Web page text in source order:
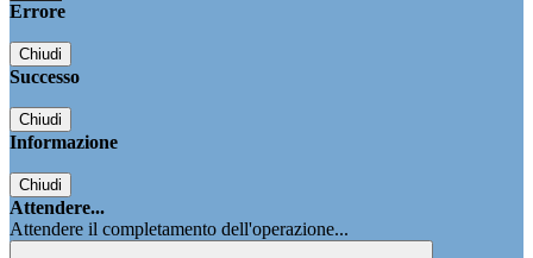
Errore
Chiudi
Successo
Chiudi
Informazione
Chiudi
Attendere...
Attendere il completamento dell'operazione...